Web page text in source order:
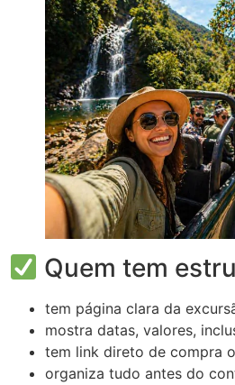
Quem tem
tem página clara da
mostra datas, valores,
tem link direto de compra
organiza tudo antes do